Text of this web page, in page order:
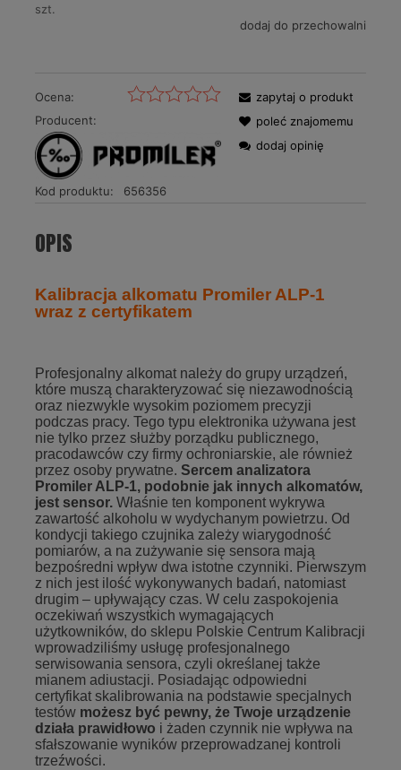
szt.
dodaj do przechowalni
Ocena:
Producent:
Kod produktu: 656356
zapytaj o produkt
poleć znajomemu
dodaj opinię
OPIS
Kalibracja alkomatu Promiler ALP-1
wraz z certyfikatem
Profesjonalny alkomat należy do grupy urządzeń,
które muszą charakteryzować się niezawodnością
oraz niezwykle wysokim poziomem precyzji
podczas pracy. Tego typu elektronika używana jest
nie tylko przez służby porządku publicznego,
pracodawców czy firmy ochroniarskie, ale również
przez osoby prywatne. Sercem analizatora
Promiler ALP-1, podobnie jak innych alkomatów,
jest sensor. Właśnie ten komponent wykrywa
zawartość alkoholu w wydychanym powietrzu. Od
kondycji takiego czujnika zależy wiarygodność
pomiarów, a na zużywanie się sensora mają
bezpośredni wpływ dwa istotne czynniki. Pierwszym
z nich jest ilość wykonywanych badań, natomiast
drugim – upływający czas. W celu zaspokojenia
oczekiwań wszystkich wymagających
użytkowników, do sklepu Polskie Centrum Kalibracji
wprowadziliśmy usługę profesjonalnego
serwisowania sensora, czyli określanej także
mianem adiustacji. Posiadając odpowiedni
certyfikat skalibrowania na podstawie specjalnych
testów możesz być pewny, że Twoje urządzenie
działa prawidłowo i żaden czynnik nie wpływa na
sfałszowanie wyników przeprowadzanej kontroli
trzeźwości.